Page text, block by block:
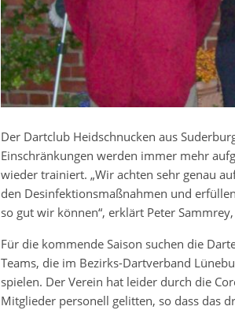
Der Dartclub Heidschnucken aus
Einschränkungen werden immer mehr
wieder trainiert. „Wir achten sehr genau
den Desinfektionsmaßnahmen und
so gut wir können“, erklärt Peter
Für die kommende Saison suchen die
Teams, die im Bezirks-Dartverband
spielen. Der Verein hat leider durch die
Mitglieder personell gelitten, so dass das